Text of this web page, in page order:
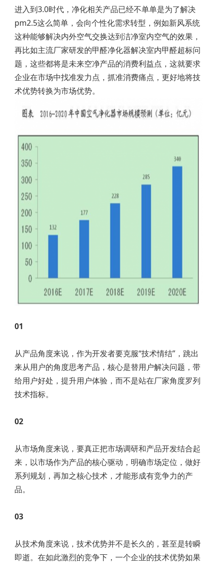
进入到3.0时代，净化相关产品已经不单单是为了解决
pm2.5这么简单，会向个性化需求转型，例如新风系统
这种能够解决内外空气交换达到洁净室内空气的效果，
再比如主流厂家研发的甲醛净化器解决室内甲醛超标问
题，这些都将是未来空净产品的消费利益点，这就要求
企业在市场中找准发力点，抓准消费痛点，更好地将技
术优势转换为市场优势。
01
从产品角度来说，作为开发者要克服“技术情结”，跳出
来从用户的角度思考产品，核心是替用户解决问题，带
给用户好处，提升用户体验，而不是站在厂家角度罗列
技术指标。
02
从市场角度来说，要真正把市场调研和产品开发结合起
来，以市场作为产品的核心驱动，明确市场定位，做好
系列规划，再加之核心技术，才能形成有竞争力的产
品。
03
从技术角度来说，技术优势并不是长久的，甚至是转瞬
即逝。在如此激烈的竞争下，一个企业的技术优势如果